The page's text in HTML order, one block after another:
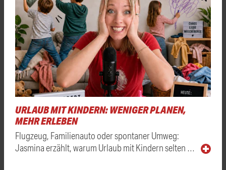
URLAUB MIT KINDERN: WENIGER PLANEN,
MEHR ERLEBEN
Flugzeug, Familienauto oder spontaner Umweg:
Jasmina erzählt, warum Urlaub mit Kindern selten …